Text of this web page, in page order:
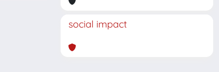
social impact